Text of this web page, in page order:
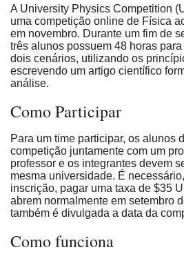
A University Physics Competition
uma competição online de Física
em novembro. Durante um fim de
três alunos possuem 48 horas
dois cenários, utilizando os
escrevendo um artigo científico
análise.
Como Participar
Para um time participar, os alunos
competição juntamente com um
professor e os integrantes devem
mesma universidade. É
inscrição, pagar uma taxa de $35
abrem normalmente em setembro
também é divulgada a data da
Como funciona